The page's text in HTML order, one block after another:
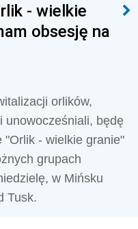
- wielkie
obsesję na
orlików,
unowocześniali, będę
"Orlik - wielkie granie"
grupach
w Mińsku
Tusk.